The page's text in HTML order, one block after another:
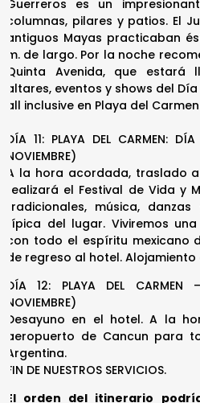
es un
pilares y patios. El
Mayas practicaban
de largo. Por la noche
Avenida, que estará
eventos y shows del Día
inclusive en Playa del Carmen.
11: PLAYA DEL CARMEN: DÍA
la hora acordada, traslado a
el Festival de Vida y
música, danzas
del lugar. Viviremos una
todo el espíritu mexicano
regreso al hotel. Alojamiento
12: PLAYA DEL CARMEN –
en el hotel. A la
de Cancun para
DE NUESTROS SERVICIOS.
orden del itinerario podría